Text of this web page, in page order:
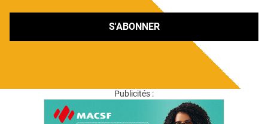
S'ABONNER
Publicités :